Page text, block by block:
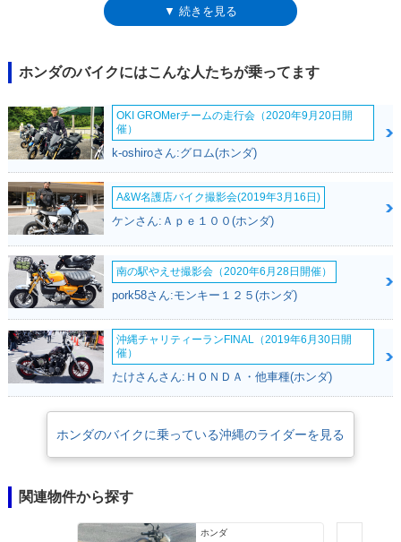
背景には、2000年代のビッグスクーターブームの中で、その寵児となっ
2009年モデルのフォルツァX（ABS・Sマチックなし）が62万円（税抜）
だったのに対し、フェイズは55万円（税抜）で7万円も安かった。また、
車重もフォリツァX比で16kg軽く、取り回しもしやすかった。ABS搭載モ
デルも同時設定され、その年の11月にはフォルツァZのようにマニュアル
シフト感覚が楽しめるホンダSマチックEvoを搭載した「タイプS」が追
加された。その後は、カラーチェンジのみでモデルを重ね、生産が終了し
た。
▼ 続きを見る
ホンダのバイクにはこんな人たちが乗ってます
OKI GROMerチームの走行会（2020年9月20日開
催）
k-oshiroさん:グロム(ホンダ)
A&W名護店バイク撮影会(2019年3月16日)
ケンさん:Ａｐｅ１００(ホンダ)
南の駅やえせ撮影会（2020年6月28日開催）
pork58さん:モンキー１２５(ホンダ)
沖縄チャリティーランFINAL（2019年6月30日開
催）
たけさんさん:ＨＯＮＤＡ・他車種(ホンダ)
ホンダのバイクに乗っている沖縄のライダーを見る
関連物件から探す
ホンダ